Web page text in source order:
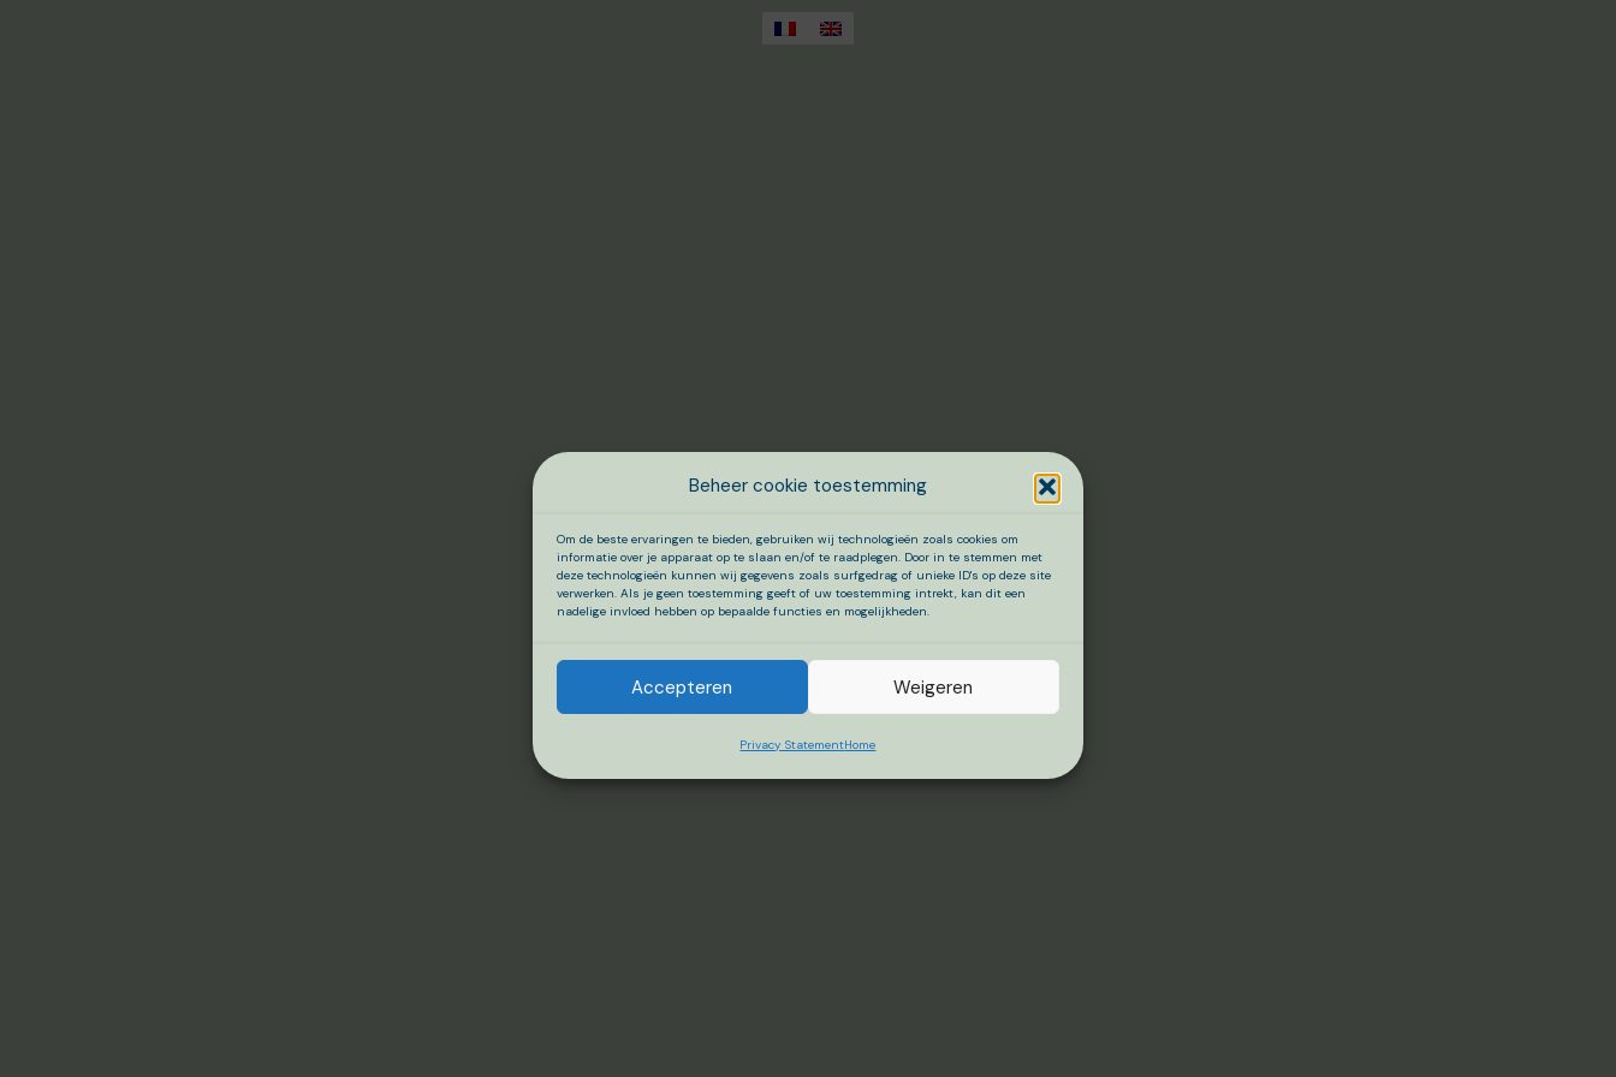
Beheer cookie toestemming
Om de beste ervaringen te bieden, gebruiken wij technologieën zoals cookies om
informatie over je apparaat op te slaan en/of te raadplegen. Door in te stemmen met
deze technologieën kunnen wij gegevens zoals surfgedrag of unieke ID's op deze site
verwerken. Als je geen toestemming geeft of uw toestemming intrekt, kan dit een
nadelige invloed hebben op bepaalde functies en mogelijkheden.
Accepteren Weigeren
Privacy StatementHome